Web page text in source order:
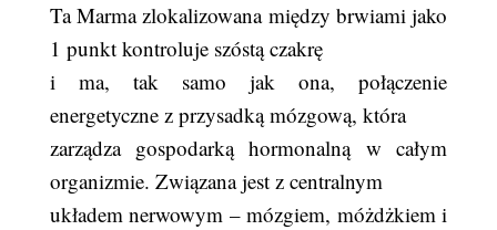
Ta Marma zlokalizowana między brwiami jako
1 punkt kontroluje szóstą czakrę
i ma, tak samo jak ona, połączenie
energetyczne z przysadką mózgową, która
zarządza gospodarką hormonalną w całym
organizmie. Związana jest z centralnym
układem nerwowym – mózgiem, móżdżkiem i